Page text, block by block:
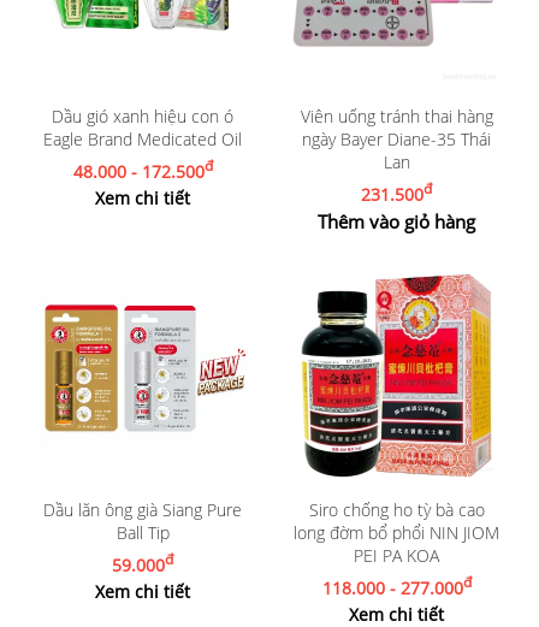
Dầu gió xanh hiệu con ó
Eagle Brand Medicated Oil
48.000 - 172.500đ
Xem chi tiết
Viên uống tránh thai hàng
ngày Bayer Diane-35 Thái
Lan
231.500đ
Thêm vào giỏ hàng
Dầu lăn ông già Siang Pure
Ball Tip
59.000đ
Xem chi tiết
Siro chống ho tỳ bà cao
long đờm bổ phổi NIN JIOM
PEI PA KOA
118.000 - 277.000đ
Xem chi tiết